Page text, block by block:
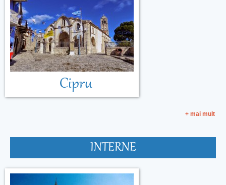
Cipru
+ mai mult
INTERNE